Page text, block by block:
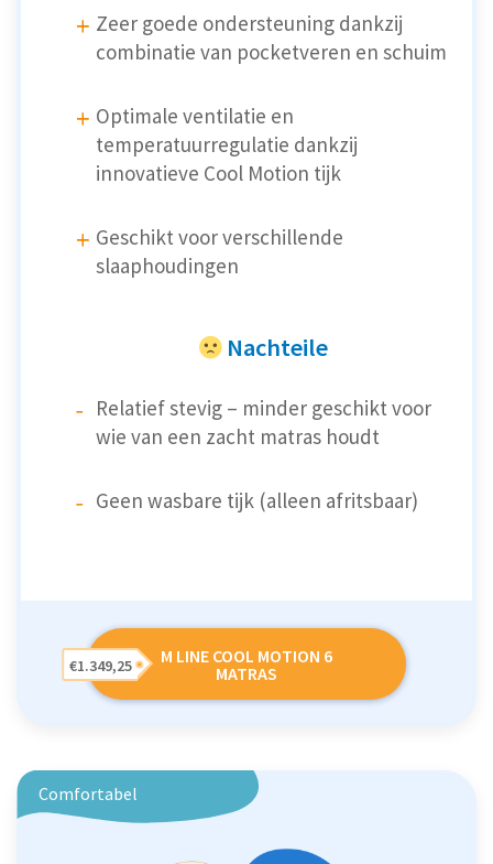
Zeer goede ondersteuning dankzij
combinatie van pocketveren en schuim
Optimale ventilatie en
temperatuurregulatie dankzij
innovatieve Cool Motion tijk
Geschikt voor verschillende
slaaphoudingen
Nachteile
Relatief stevig – minder geschikt voor
wie van een zacht matras houdt
Geen wasbare tijk (alleen afritsbaar)
M LINE COOL MOTION 6
MATRAS
€1.349,25
Comfortabel